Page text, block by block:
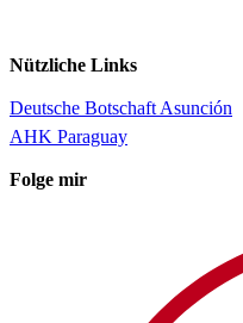
Nützliche Links
Deutsche Botschaft Asunción
AHK Paraguay
Folge mir